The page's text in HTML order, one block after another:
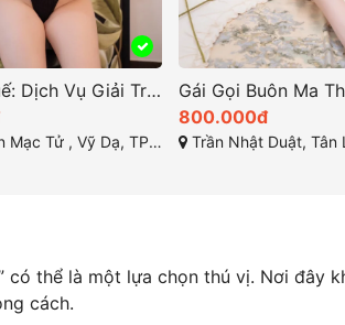
Gái Gọi Huế: Dịch Vụ Giải Trí Đặc Biệt Tại Thừa Thiên Huế
Tử , Vỹ Dạ, TP Huế
800.000đ
Trần Nhật Duật, Tân Lợi TP Buôn
thể là một lựa chọn thú vị. Nơi đây
cách.